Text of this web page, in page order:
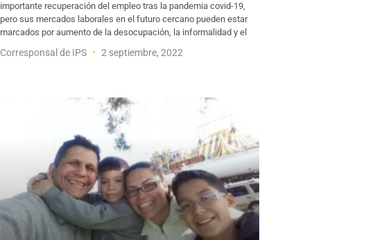
importante recuperación del empleo tras la pandemia covid-19,
pero sus mercados laborales en el futuro cercano pueden estar
marcados por aumento de la desocupación, la informalidad y el
Corresponsal de IPS 2 septiembre, 2022